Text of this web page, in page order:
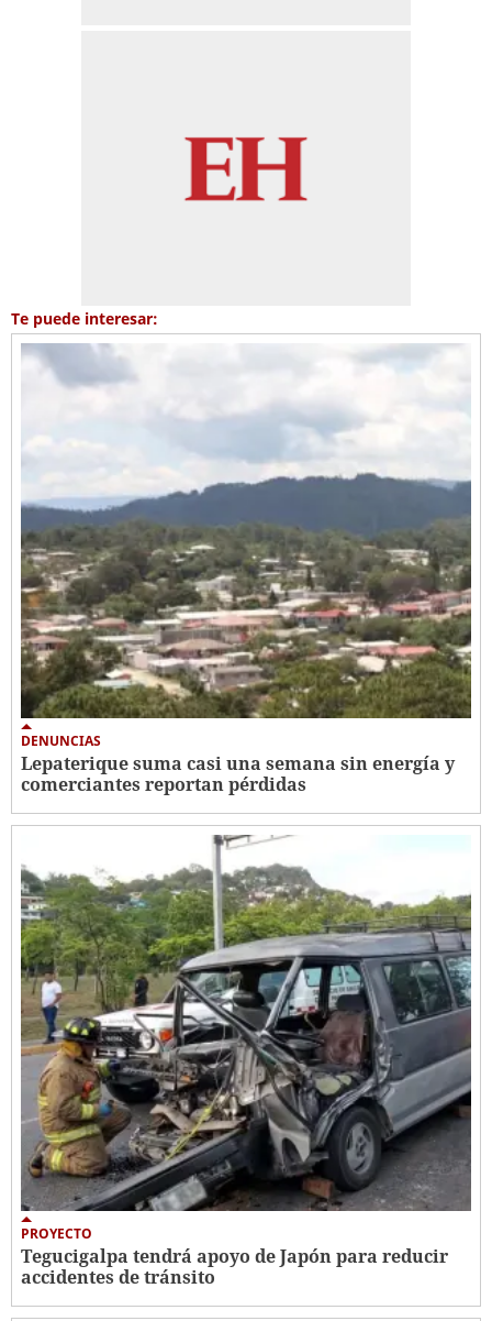
Te puede interesar:
DENUNCIAS
Lepaterique suma casi una semana sin energía y
comerciantes reportan pérdidas
PROYECTO
Tegucigalpa tendrá apoyo de Japón para reducir
accidentes de tránsito